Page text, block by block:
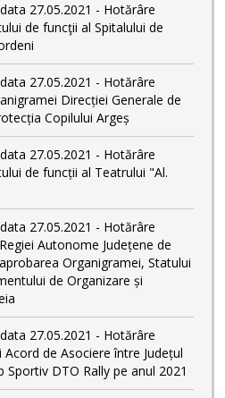
27.05.2021 - Hotărâre
de funcţii al Spitalului de
27.05.2021 - Hotărâre
Direcției Generale de
Copilului Argeș
27.05.2021 - Hotărâre
de funcții al Teatrului "Al.
27.05.2021 - Hotărâre
Autonome Județene de
Organigramei, Statului
de Organizare și
27.05.2021 - Hotărâre
de Asociere între Județul
Sportiv DTO Rally pe anul 2021